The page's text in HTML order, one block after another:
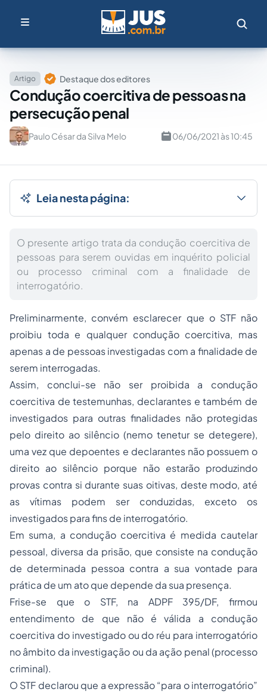
Artigo Destaque dos editores
Condução coercitiva de pessoas na
persecução penal
Paulo César da Silva Melo 06/06/2021 às 10:45
Leia nesta página:
O presente artigo trata da condução coercitiva de
pessoas para serem ouvidas em inquérito policial
ou processo criminal com a finalidade de
interrogatório.
Preliminarmente, convém esclarecer que o STF não
proibiu toda e qualquer condução coercitiva, mas
apenas a de pessoas investigadas com a finalidade de
serem interrogadas.
Assim, conclui-se não ser proibida a condução
coercitiva de testemunhas, declarantes e também de
investigados para outras finalidades não protegidas
pelo direito ao silêncio (nemo tenetur se detegere),
uma vez que depoentes e declarantes não possuem o
direito ao silêncio porque não estarão produzindo
provas contra si durante suas oitivas, deste modo, até
as vítimas podem ser conduzidas, exceto os
investigados para fins de interrogatório.
Em suma, a condução coercitiva é medida cautelar
pessoal, diversa da prisão, que consiste na condução
de determinada pessoa contra a sua vontade para
prática de um ato que depende da sua presença.
Frise-se que o STF, na ADPF 395/DF, firmou
entendimento de que não é válida a condução
coercitiva do investigado ou do réu para interrogatório
no âmbito da investigação ou da ação penal (processo
criminal).
O STF declarou que a expressão “para o interrogatório”